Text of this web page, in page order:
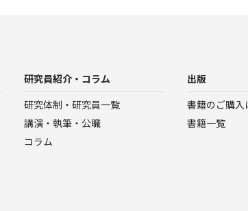
研究員紹介・コラム
研究体制・研究員一覧
講演・執筆・公職
コラム
出版
書籍のご購入
書籍一覧